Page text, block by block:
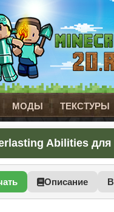
МОДЫ ТЕКСТУРЫ
Abilities для
Описание